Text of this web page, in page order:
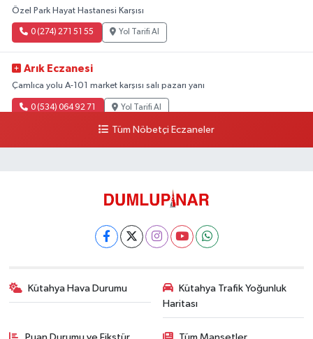
Özel Park Hayat Hastanesi Karşısı
0 (274) 271 51 55 Yol Tarifi Al
Arık Eczanesi
Çamlıca yolu A-101 market karşısı salı pazarı yanı
0 (534) 064 92 71 Yol Tarifi Al
Tüm Nöbetçi Eczaneler
Kütahya Hava Durumu
Kütahya Trafik Yoğunluk
Haritası